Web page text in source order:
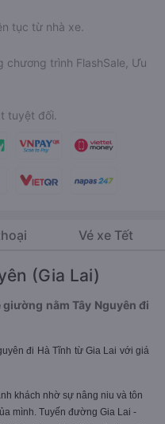
tục từ nhà xe.
chương trình FlashSale, Ưu
tuyệt đối.
Vé xe Tết
(Gia Lai)
nằm Tây Nguyên đi
đi Hà Tĩnh từ Gia Lai với giá
khách nhờ sự nâng niu và tôn
mình. Tuyến đường Gia Lai -